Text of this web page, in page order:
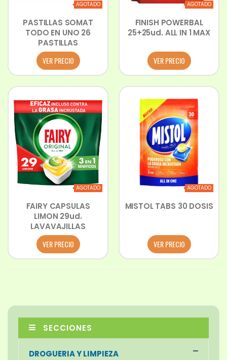
AGOTADO
PASTILLAS SOMAT
TODO EN UNO 26
PASTILLAS
VER PRECIO
AGOTADO
FINISH POWERBAL
25+25ud. ALL IN 1 MAX
VER PRECIO
AGOTADO
FAIRY CAPSULAS
LIMON 29ud.
LAVAVAJILLAS
VER PRECIO
AGOTADO
MISTOL TABS 30 DOSIS
VER PRECIO
SECCIONES
DROGUERIA Y LIMPIEZA